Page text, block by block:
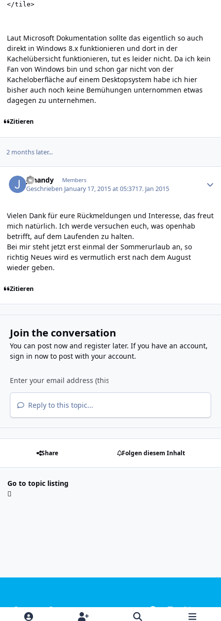
</tile>
Laut Microsoft Dokumentation sollte das eigentlich so auch
direkt in Windows 8.x funktionieren und dort in der
Kachelübersicht funktionieren, tut es leider nicht. Da ich kein
Fan von Windows bin und schon gar nicht von der
Kacheloberfläche auf einem Desktopsystem habe ich hier
bisher auch noch keine Bemühungen unternommen etwas
dagegen zu unternehmen.
Zitieren
2 months later...
jonandy Members
Geschrieben January 17, 2015 at 05:3717. Jan 2015
Vielen Dank für eure Rückmeldungen und Interesse, das freut
mich natürlich. Ich werde versuchen euch, was openhab
betrifft, auf dem Laufenden zu halten.
Bei mir steht jetzt erst einmal der Sommerurlaub an, so
richtig Neues wird es vermutlich erst nach dem August
wieder geben.
Zitieren
Join the conversation
You can post now and register later. If you have an account,
sign in nowto post with your account.
Reply to this topic...
Share Folgen diesem Inhalt
Go to topic listing
Light ModeDark ModeSystem Preference
f
i
x
y